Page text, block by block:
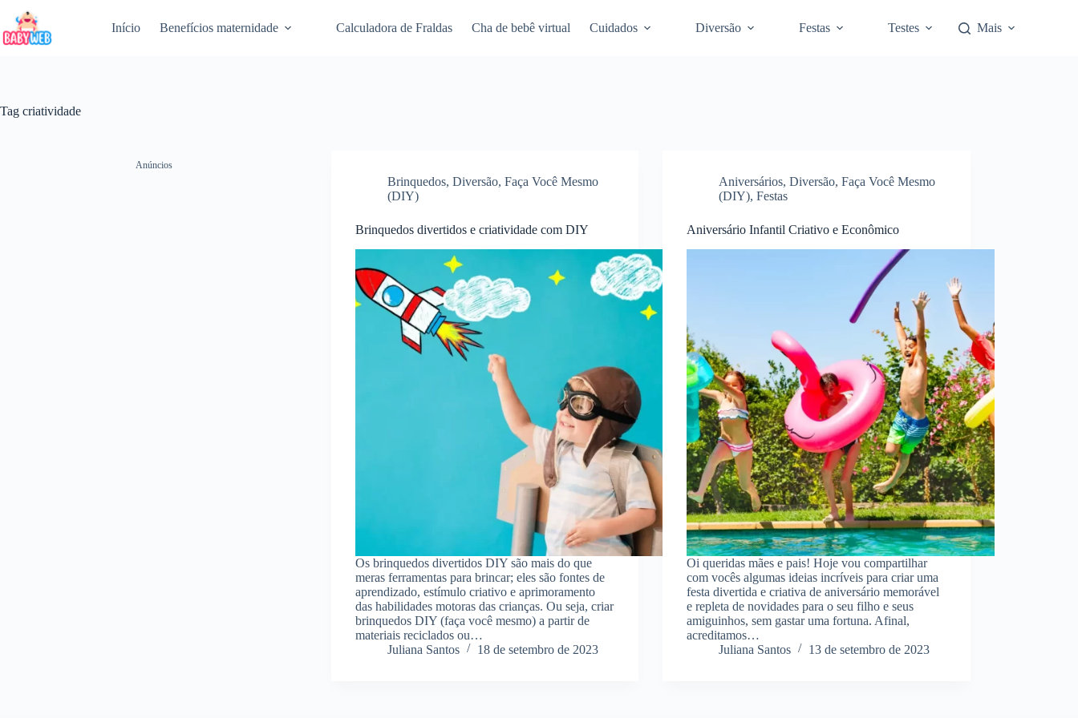
para
o
conteúdo
Início Benefícios maternidade Calculadora de Fraldas Cha de bebê virtual Cuidados Diversão Festas Testes Mais
Tag criatividade
Anúncios
Brinquedos,Diversão,Faça Você Mesmo
(DIY)
Brinquedos divertidos e criatividade com DIY
Os brinquedos divertidos DIY são mais do que
meras ferramentas para brincar; eles são fontes de
aprendizado, estímulo criativo e aprimoramento
das habilidades motoras das crianças. Ou seja, criar
brinquedos DIY (faça você mesmo) a partir de
materiais reciclados ou…
Juliana Santos
18 de setembro de 2023
Aniversários,Diversão,Faça Você Mesmo
(DIY),Festas
Aniversário Infantil Criativo e Econômico
Oi queridas mães e pais! Hoje vou compartilhar
com vocês algumas ideias incríveis para criar uma
festa divertida e criativa de aniversário memorável
e repleta de novidades para o seu filho e seus
amiguinhos, sem gastar uma fortuna. Afinal,
acreditamos…
Juliana Santos
13 de setembro de 2023